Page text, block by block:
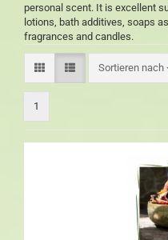
personal scent. It is excellent
lotions, bath additives, soaps
fragrances and candles.
Sortieren nach
1